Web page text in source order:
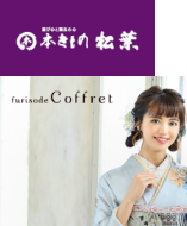
トップページ